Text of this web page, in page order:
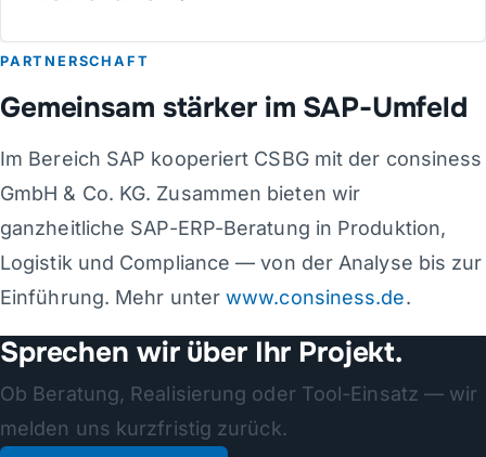
PARTNERSCHAFT
Gemeinsam stärker im SAP-Umfeld
Im Bereich SAP kooperiert CSBG mit der consiness
GmbH & Co. KG. Zusammen bieten wir
ganzheitliche SAP-ERP-Beratung in Produktion,
Logistik und Compliance — von der Analyse bis zur
Einführung. Mehr unterwww.consiness.de.
Sprechen wir über Ihr Projekt.
Ob Beratung, Realisierung oder Tool-Einsatz — wir
melden uns kurzfristig zurück.